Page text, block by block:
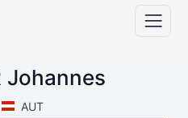
Johannes
AUT